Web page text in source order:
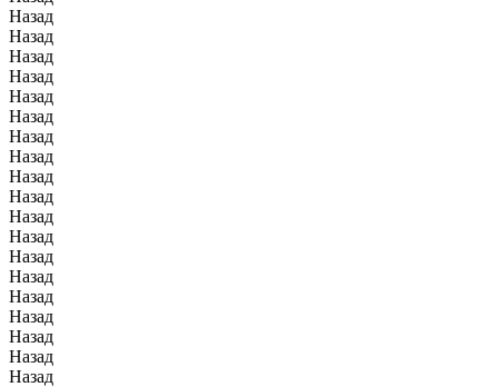
Назад
Назад
Назад
Назад
Назад
Назад
Назад
Назад
Назад
Назад
Назад
Назад
Назад
Назад
Назад
Назад
Назад
Назад
Назад